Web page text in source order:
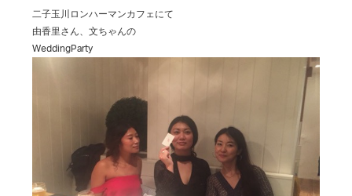
NATURAL DYE COLLECTION
STOCKIST
CONTACT
ONLINE SHOP
BRAND OFFICIAL INSTAGRAM
二子玉川ロンハーマンカフェにて
由香里さん、文ちゃんの
WeddingParty